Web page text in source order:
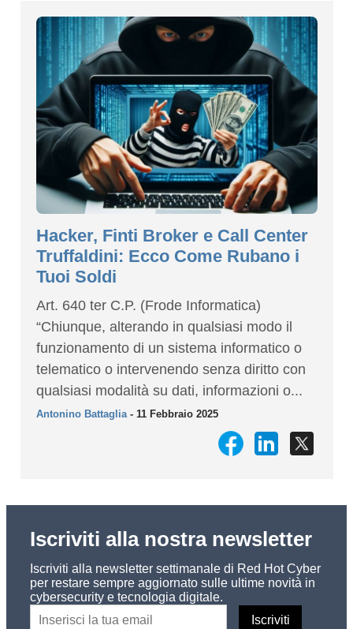
Hacker, Finti Broker e Call Center
Truffaldini: Ecco Come Rubano i
Tuoi Soldi
Art. 640 ter C.P. (Frode Informatica)
“Chiunque, alterando in qualsiasi modo il
funzionamento di un sistema informatico o
telematico o intervenendo senza diritto con
qualsiasi modalità su dati, informazioni o...
Antonino Battaglia- 11 Febbraio 2025
Iscriviti alla nostra newsletter
Iscriviti alla newsletter settimanale di Red Hot Cyber
per restare sempre aggiornato sulle ultime novità in
cybersecurity e tecnologia digitale.